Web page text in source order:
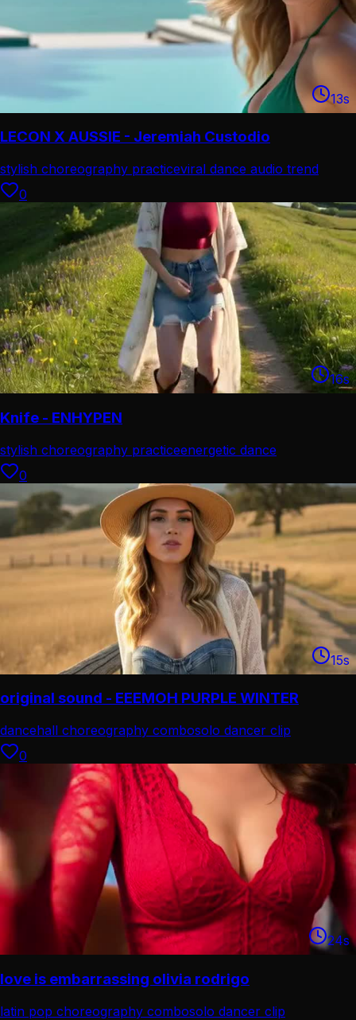
13s
LECON X AUSSIE - Jeremiah Custodio
stylish choreography practiceviral dance audio trend
0
16s
Knife - ENHYPEN
stylish choreography practiceenergetic dance
performance
0
15s
original sound - EEEMOH PURPLE WINTER
dancehall choreography combosolo dancer clip
0
24s
love is embarrassing olivia rodrigo
latin pop choreography combosolo dancer clip